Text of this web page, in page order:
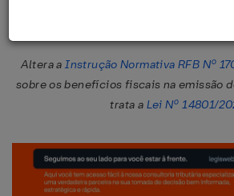
Altera aInstrução Normativa RFB Nº
sobre os benefícios fiscais na emissão
trata a Lei Nº 14801/